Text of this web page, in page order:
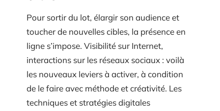
Pour sortir du lot, élargir son audience et
toucher de nouvelles cibles, la présence en
ligne s’impose. Visibilité sur Internet,
interactions sur les réseaux sociaux : voilà
les nouveaux leviers à activer, à condition
de le faire avec méthode et créativité. Les
techniques et stratégies digitales